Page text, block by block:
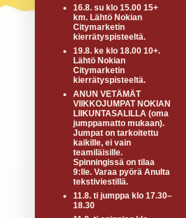
16.8. su klo 15.00 15+
km. Lähtö Nokian
Citymarketin
kierrätyspisteeltä.
19.8. ke klo 18.00 10+.
Lähtö Nokian
Citymarketin
kierrätyspisteeltä.
ANUN VETÄMÄT
VIIKKOJUMPAT NOKIAN
LIIKUNTASALILLA (oma
jumppamatto mukaan).
Jumpat on tarkoitettu
kaikille, ei vain
teamiläisille.
Spinningissä on tilaa
9:lle. Varaa pyörä Anulta
tekstiviestillä.
11.8. ti jumppa klo 17.30–
18.30